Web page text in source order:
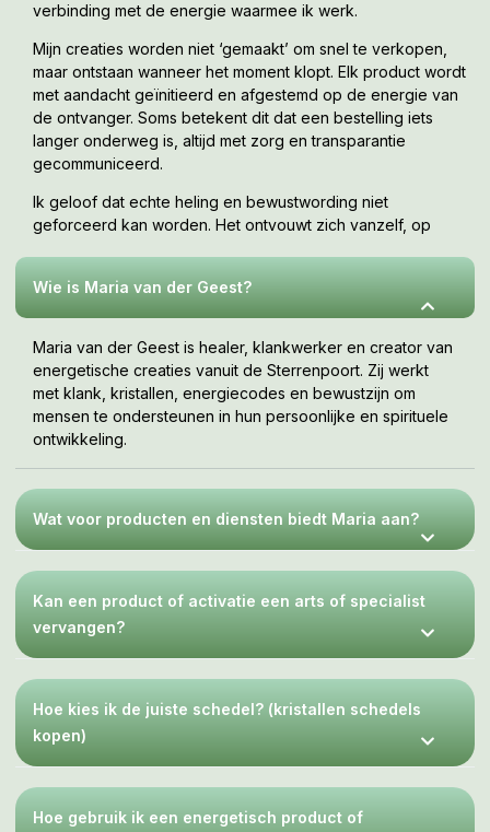
jouw hart met het hart van Moeder Aarde én omhoog
beide verbindingen terug naar je eigen Heilig Thymus
Hart (10cm boven het hartchakra).
Start jouw MP3 en concentreer je op je eigen Heilige
Hart, waar een Orakel aan Holy implantingen zal worden
ingestraald. Luister zolang het prettig aan voelt.
STOP bij het vrij komen van al te veel negatieve emoties
Luister dan de volgende dag nog eens en ervaar wat het
die dag met je doet, net zolang tot je zonder problemen
deze hele MP3 kan afluisteren.
LET OOK GOED OP HET VOLGENDE:
Luister niet vaker dan je zelf prettig vindt.
Drink ná afloop het ingestraalde glas water helemaal
leeg.
Haal nogmaals diep in en uit adem, beweeg je handen
en voeten en pak een of meerdere kristallen vast en blijf
deze nog enkele minuten aankijken.
Speel de MP3 nooit te luid af, maar luister op comfortabel
geluidsniveau, want meer volume zal nimmer de
inwerking van de helende tonen verbeteren. Het zal
eerder spanning opwekken en leiden tot
gehoorbeschadiging.
@Alle rechten zijn voorbehouden aan de Holystische praktijk
van Maria van der Geest: ‘STERRENPOORT – Oegstgeest’ en
verspreid haar producten onder ‘LeMUria & de Hathors
inspireren & initiëren jou!’
verbinding met de energie waarmee ik werk.
Mijn creaties worden niet ‘gemaakt’ om snel te verkopen,
maar ontstaan wanneer het moment klopt. Elk product wordt
met aandacht geïnitieerd en afgestemd op de energie van
de ontvanger. Soms betekent dit dat een bestelling iets
langer onderweg is, altijd met zorg en transparantie
gecommuniceerd.
Ik geloof dat echte heling en bewustwording niet
geforceerd kan worden. Het ontvouwt zich vanzelf, op
Wie is Maria van der Geest?
Maria van der Geest is healer, klankwerker en creator van
energetische creaties vanuit de Sterrenpoort. Zij werkt
met klank, kristallen, energiecodes en bewustzijn om
mensen te ondersteunen in hun persoonlijke en spirituele
ontwikkeling.
Wat voor producten en diensten biedt Maria aan?
Kan een product of activatie een arts of specialist
vervangen?
Hoe kies ik de juiste schedel? (kristallen schedels
kopen)
Hoe gebruik ik een energetisch product of